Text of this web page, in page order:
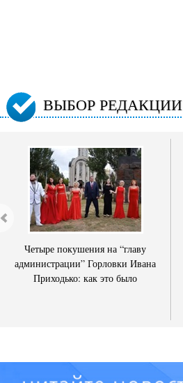
ВЫБОР РЕДАКЦИИ
Четыре покушения на “главу
администрации” Горловки Ивана
Приходько: как это было